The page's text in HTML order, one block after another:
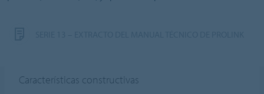
Características constructivas